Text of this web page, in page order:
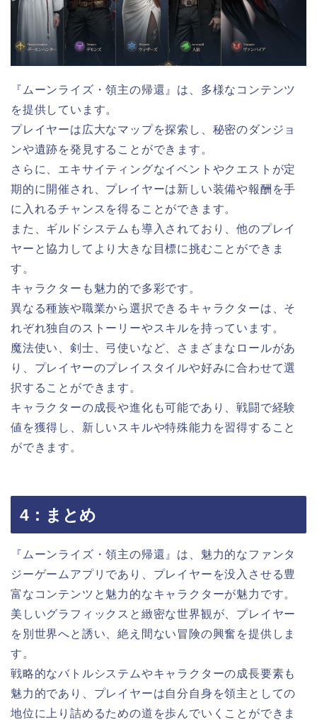
『ムーンライズ・領主の帰還』は、多様なコンテンツ
を提供しています。
プレイヤーは広大なマップを探索し、秘密のダンジョ
ンや遺跡を発見することができます。
さらに、エキサイティングなイベントやクエストが定
期的に開催され、プレイヤーは新しい装備や報酬を手
に入れるチャンスを得ることができます。
また、ギルドシステムも導入されており、他のプレイ
ヤーと協力してより大きな目標に挑むことができま
す。
キャラクターも魅力的で多彩です。
異なる種族や職業から選択できるキャラクターは、そ
れぞれ独自のストーリーやスキルを持っています。
魔法使い、剣士、弓使いなど、さまざまなロールがあ
り、プレイヤーのプレイスタイルや好みに合わせて選
択することができます。
キャラクターの成長や進化も可能であり、戦闘で経験
値を獲得し、新しいスキルや特殊能力を習得すること
ができます。
4：まとめ
『ムーンライズ・領主の帰還』は、魅力的なファンタ
ジーゲームアプリであり、プレイヤーを没入させる豊
富なコンテンツと魅力的なキャラクターが魅力です。
美しいグラフィックスと緻密な世界観が、プレイヤー
を別世界へと誘い、絶え間ない冒険の興奮を提供しま
す。
戦略的なバトルシステムやキャラクターの成長要素も
魅力的であり、プレイヤーは自分自身を領主としての
地位に上り詰めるための道を歩んでいくことができま